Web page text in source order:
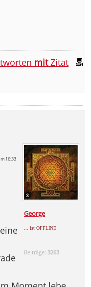
mitZitat
George
... ist OFFLINE
Beiträge: 3263
16:33